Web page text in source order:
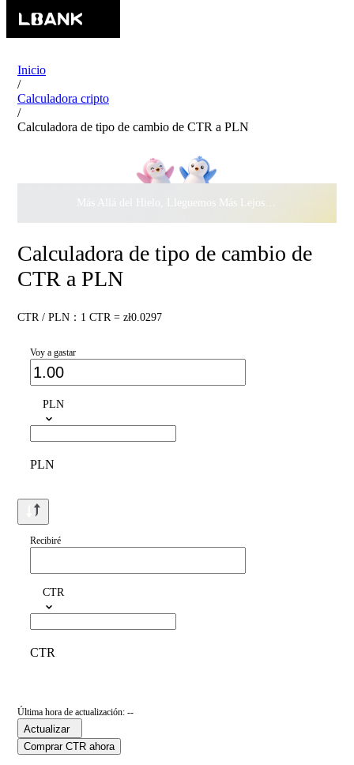
Inicio
/
Calculadora cripto
/
Calculadora de tipo de cambio de CTR a PLN
Más Allá del Hielo, Lleguemos Más Lejos Juntos ·
Calculadora de tipo de cambio de
CTR a PLN
CTR / PLN：1 CTR = zł0.0297
Voy a gastar
PLN
PLN
Recibiré
CTR
CTR
Última hora de actualización: --
Actualizar
Comprar CTR ahora